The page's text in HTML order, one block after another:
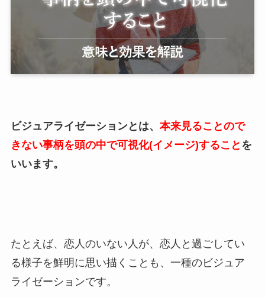
ビジュアライゼーションとは、 本来見ることので
きない事柄を頭の中で可視化(イメージ)すること を
いいます。
たとえば、恋人のいない人が、恋人と過ごしてい
る様子を鮮明に思い描くことも、一種のビジュア
ライゼーションです。